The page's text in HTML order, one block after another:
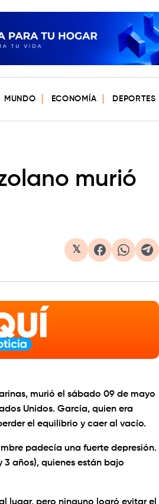
MUNDO ECONOMÍA DEPORTES
murió
𝕏
murió el sábado 09 de mayo
Unidos. García, quien era
el equilibrio y caer al vacío.
padecía una fuerte depresión.
3 años), quienes están bajo